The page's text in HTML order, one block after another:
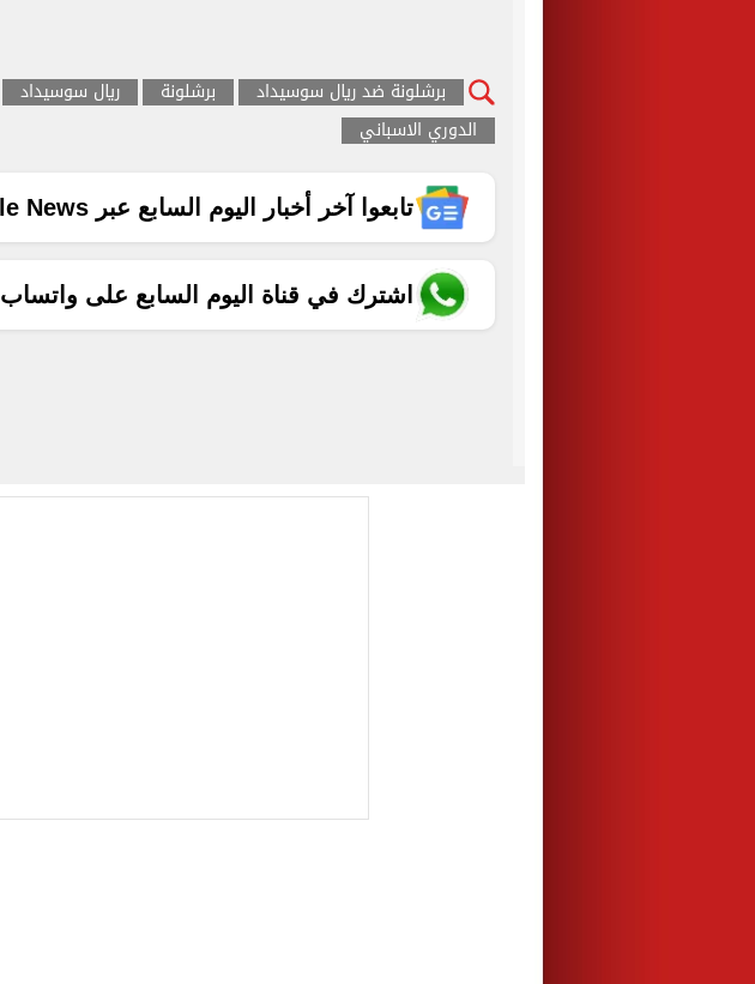
برشلونة ضد ريال سوسيداد برشلونة
ريال سوسيداد
الدوري الاسباني
تابعوا آخر أخبار اليوم السابع عبر Google News
اشترك في قناة اليوم السابع على واتساب